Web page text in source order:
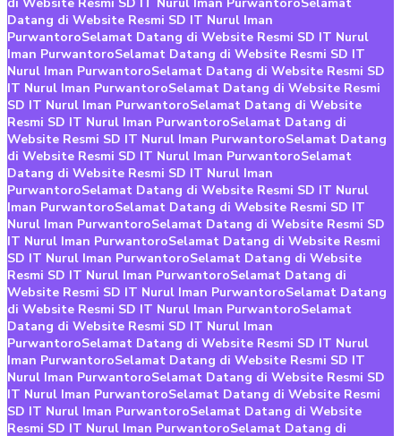
Datang di Website Resmi SD IT Nurul Iman
PurwantoroSelamat Datang di Website Resmi SD IT Nurul
Iman PurwantoroSelamat Datang di Website Resmi SD IT
Nurul Iman PurwantoroSelamat Datang di Website Resmi SD
IT Nurul Iman PurwantoroSelamat Datang di Website Resmi
SD IT Nurul Iman PurwantoroSelamat Datang di Website
Resmi SD IT Nurul Iman PurwantoroSelamat Datang di
Website Resmi SD IT Nurul Iman PurwantoroSelamat Datang
di Website Resmi SD IT Nurul Iman PurwantoroSelamat
Datang di Website Resmi SD IT Nurul Iman
PurwantoroSelamat Datang di Website Resmi SD IT Nurul
Iman PurwantoroSelamat Datang di Website Resmi SD IT
Nurul Iman PurwantoroSelamat Datang di Website Resmi SD
IT Nurul Iman PurwantoroSelamat Datang di Website Resmi
SD IT Nurul Iman PurwantoroSelamat Datang di Website
Resmi SD IT Nurul Iman PurwantoroSelamat Datang di
Website Resmi SD IT Nurul Iman PurwantoroSelamat Datang
di Website Resmi SD IT Nurul Iman PurwantoroSelamat
Datang di Website Resmi SD IT Nurul Iman
PurwantoroSelamat Datang di Website Resmi SD IT Nurul
Iman PurwantoroSelamat Datang di Website Resmi SD IT
Nurul Iman PurwantoroSelamat Datang di Website Resmi SD
IT Nurul Iman PurwantoroSelamat Datang di Website Resmi
SD IT Nurul Iman PurwantoroSelamat Datang di Website
Resmi SD IT Nurul Iman PurwantoroSelamat Datang di